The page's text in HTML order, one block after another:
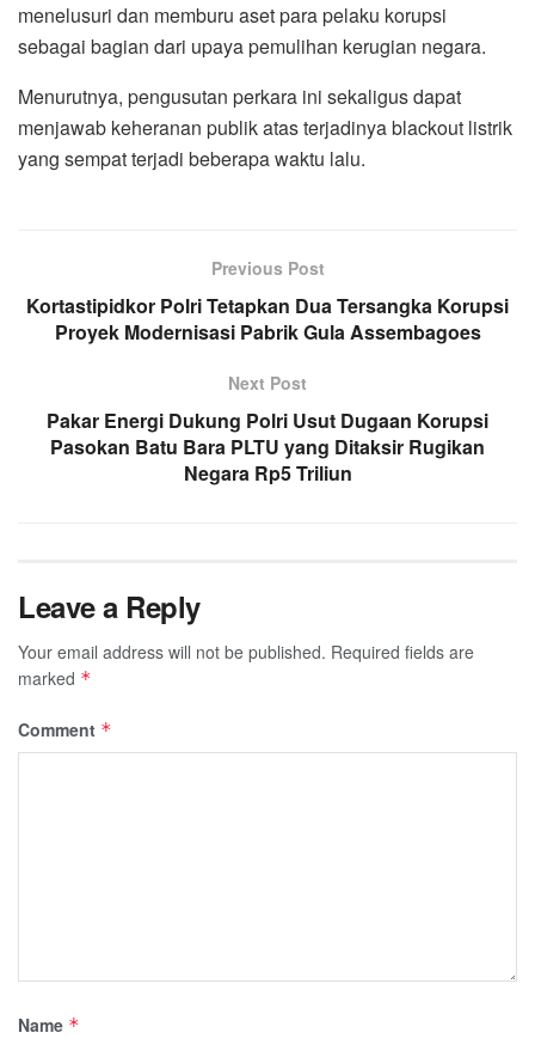
menelusuri dan memburu aset para pelaku korupsi
sebagai bagian dari upaya pemulihan kerugian negara.
Menurutnya, pengusutan perkara ini sekaligus dapat
menjawab keheranan publik atas terjadinya blackout listrik
yang sempat terjadi beberapa waktu lalu.
Previous Post
Kortastipidkor Polri Tetapkan Dua Tersangka Korupsi
Proyek Modernisasi Pabrik Gula Assembagoes
Next Post
Pakar Energi Dukung Polri Usut Dugaan Korupsi
Pasokan Batu Bara PLTU yang Ditaksir Rugikan
Negara Rp5 Triliun
Leave a Reply
Your email address will not be published. Required fields are
marked *
Comment *
Name *